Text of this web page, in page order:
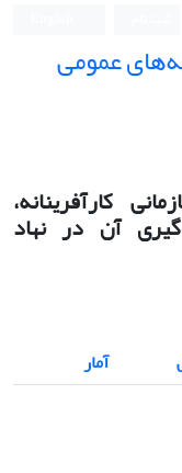
عمومی
کارآفرینانه،
آن در نهاد
آمار